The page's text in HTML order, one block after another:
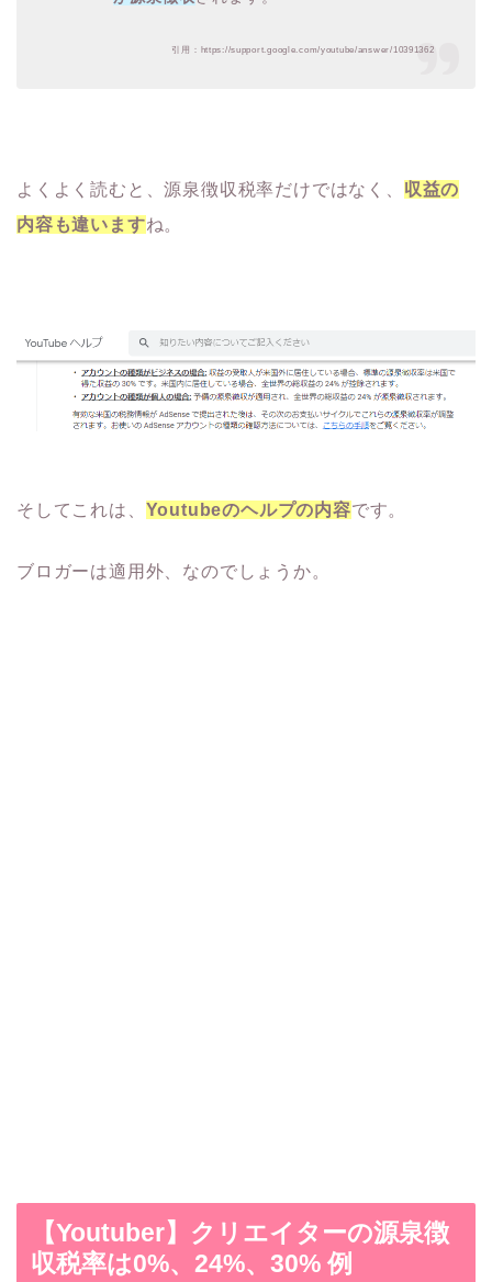
引用：https://support.google.com/youtube/answer/10391362
よくよく読むと、源泉徴収税率だけではなく、 収益の
内容も違いますね。
そしてこれは、 Youtubeのヘルプの内容です。
ブロガーは適用外、なのでしょうか。
【Youtuber】クリエイターの源泉徴
収税率は0%、24%、30% 例